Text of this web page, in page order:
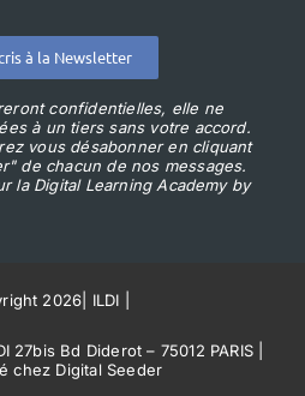
à la Newsletter
confidentielles, elle ne
à un tiers sans votre accord.
vous désabonner en cliquant
de chacun de nos messages.
la Digital Learning Academy by
2026 ILDI
Bd Diderot – 75012 PARIS |
chez Digital Seeder